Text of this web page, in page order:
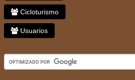
Cicloturismo
Usuarios